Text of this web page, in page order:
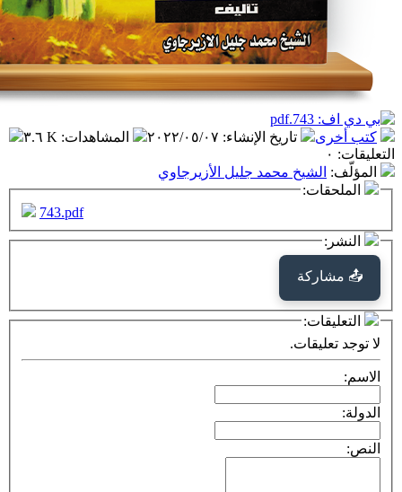
تاريخ الإنشاء:٢٠٢٢/٠٥/٠٧ المشاهدات:٣.٦ K
محمد جليل الأزيرجاوي